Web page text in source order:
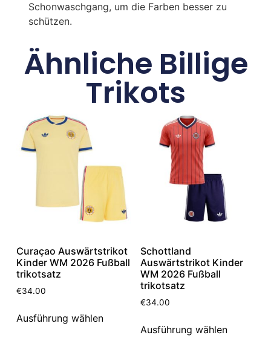
Schonwaschgang, um die Farben besser zu
schützen.
Ähnliche Billige
Trikots
Curaçao Auswärtstrikot
Kinder WM 2026 Fußball
trikotsatz
€34.00
Ausführung wählen
Schottland
Auswärtstrikot Kinder
WM 2026 Fußball
trikotsatz
€34.00
Ausführung wählen